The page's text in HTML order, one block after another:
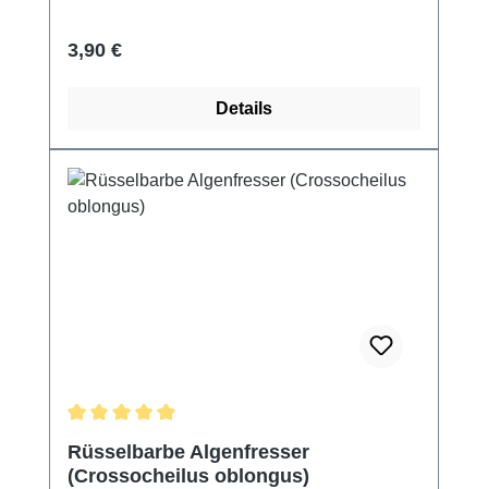
Regulärer Preis:
3,90 €
Details
Rüsselbarbe Algenfresser
(Crossocheilus oblongus)